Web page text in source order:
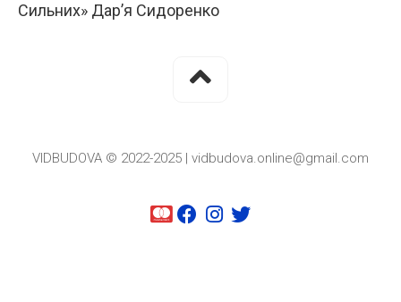
Сильних» Дар’я Сидоренко
VIDBUDOVA © 2022-2025 | vidbudova.online@gmail.com